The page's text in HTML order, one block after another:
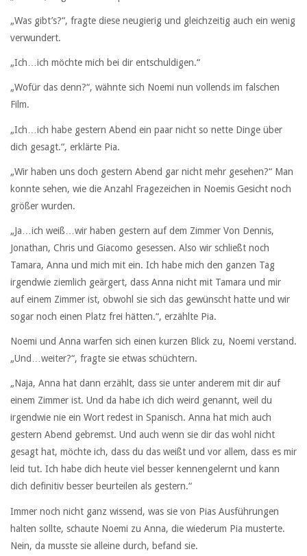
„Was gibt’s?“, fragte diese neugierig und gleichzeitig auch ein wenig
verwundert.
„Ich…ich möchte mich bei dir entschuldigen.“
„Wofür das denn?“, wähnte sich Noemi nun vollends im falschen
Film.
„Ich…ich habe gestern Abend ein paar nicht so nette Dinge über
dich gesagt.“, erklärte Pia.
„Wir haben uns doch gestern Abend gar nicht mehr gesehen?“ Man
konnte sehen, wie die Anzahl Fragezeichen in Noemis Gesicht noch
größer wurden.
„Ja…ich weiß…wir haben gestern auf dem Zimmer Von Dennis,
Jonathan, Chris und Giacomo gesessen. Also wir schließt noch
Tamara, Anna und mich mit ein. Ich habe mich den ganzen Tag
irgendwie ziemlich geärgert, dass Anna nicht mit Tamara und mir
auf einem Zimmer ist, obwohl sie sich das gewünscht hatte und wir
sogar noch einen Platz frei hätten.“, erzählte Pia.
Noemi und Anna warfen sich einen kurzen Blick zu, Noemi verstand.
„Und…weiter?“, fragte sie etwas schüchtern.
„Naja, Anna hat dann erzählt, dass sie unter anderem mit dir auf
einem Zimmer ist. Und da habe ich dich weird genannt, weil du
irgendwie nie ein Wort redest in Spanisch. Anna hat mich auch
gestern Abend gebremst. Und auch wenn sie dir das wohl nicht
gesagt hat, möchte ich, dass du das weißt und vor allem, dass es mir
leid tut. Ich habe dich heute viel besser kennengelernt und kann
dich definitiv besser beurteilen als gestern.“
Immer noch nicht ganz wissend, was sie von Pias Ausführungen
halten sollte, schaute Noemi zu Anna, die wiederum Pia musterte.
Nein, da musste sie alleine durch, befand sie.